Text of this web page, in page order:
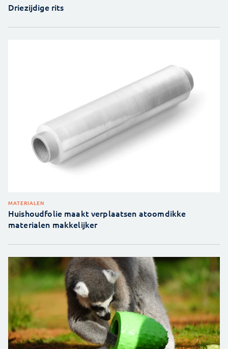
Driezijdige rits
MATERIALEN
Huishoudfolie maakt verplaatsen atoomdikke
materialen makkelijker